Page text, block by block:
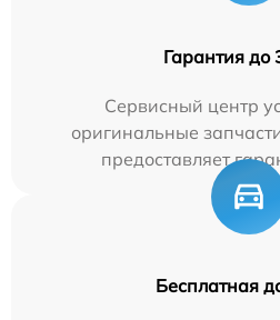
Гарантия до
Сервисный центр
оригинальные
предоставляет
Бесплатная